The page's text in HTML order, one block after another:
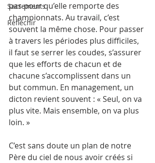
Sacrements
Réfléchir
pas pour qu’elle remporte des
championnats. Au travail, c’est
souvent la même chose. Pour passer
à travers les périodes plus difficiles,
il faut se serrer les coudes, s’assurer
que les efforts de chacun et de
chacune s’accomplissent dans un
but commun. En management, un
dicton revient souvent : « Seul, on va
plus vite. Mais ensemble, on va plus
loin. »
C’est sans doute un plan de notre
Père du ciel de nous avoir créés si